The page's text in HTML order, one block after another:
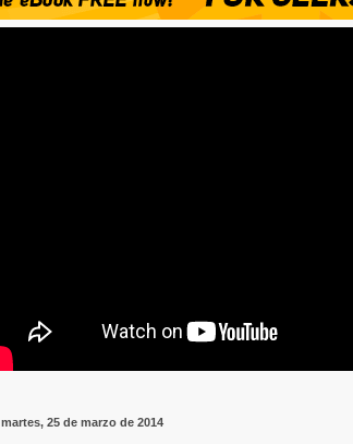
martes, 25 de marzo de 2014